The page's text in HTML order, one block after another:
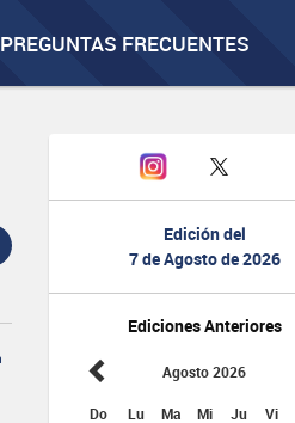
PREGUNTAS FRECUENTES
Edición del
7 de Agosto de 2026
Ediciones Anteriores
Agosto 2026
Do Lu Ma Mi Ju Vi